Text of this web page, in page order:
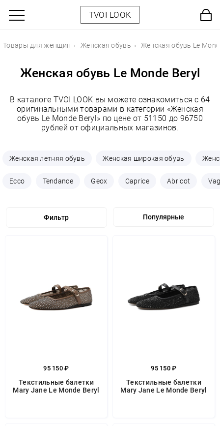
TVOI LOOK
Товары для женщин Женская обувь Женская обувь Le
Женская обувь Le Monde Beryl
В каталоге TVOI LOOK вы можете ознакомиться с 64
оригинальными товарами в категории «Женская
обувь Le Monde Beryl» по цене от 51150 до 96750
рублей от официальных магазинов.
Женская летняя обувь Женская широкая обувь
Ecco Tendance Geox Caprice Abricot
Фильтр
95 150 ₽
Текстильные балетки
Mary Jane Le Monde Beryl
95 150 ₽
Текстильные балетки
Mary Jane Le Monde Beryl